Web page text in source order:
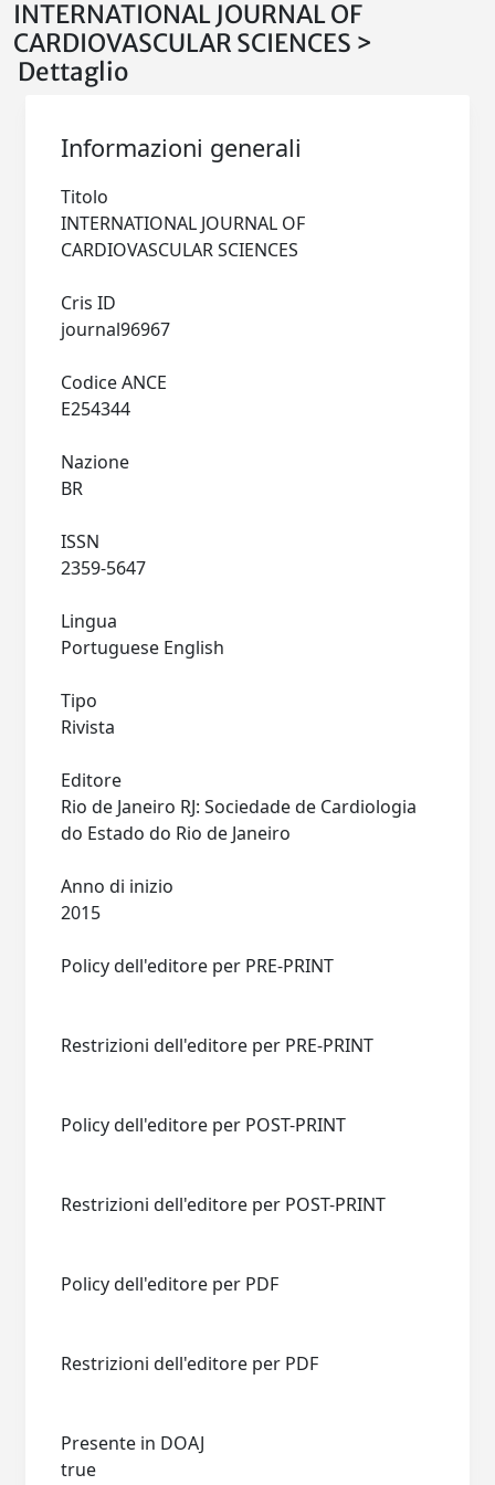
INTERNATIONAL JOURNAL OF
CARDIOVASCULAR SCIENCES >
Dettaglio
Informazioni generali
Titolo
INTERNATIONAL JOURNAL OF
Cris ID
Codice ANCE
Nazione
ISSN
Lingua
Tipo
Rivista
Editore
Rio de Janeiro RJ: Sociedade de Cardiologia
Anno di inizio
Policy dell'editore per PRE-PRINT
Restrizioni dell'editore per PRE-PRINT
Policy dell'editore per POST-PRINT
Restrizioni dell'editore per POST-PRINT
Policy dell'editore per PDF
Restrizioni dell'editore per PDF
Presente in DOAJ